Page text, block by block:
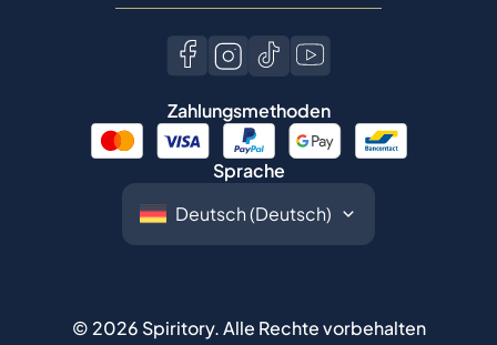
Zahlungsmethoden
Sprache
© 2026 Spiritory.Alle Rechte vorbehalten